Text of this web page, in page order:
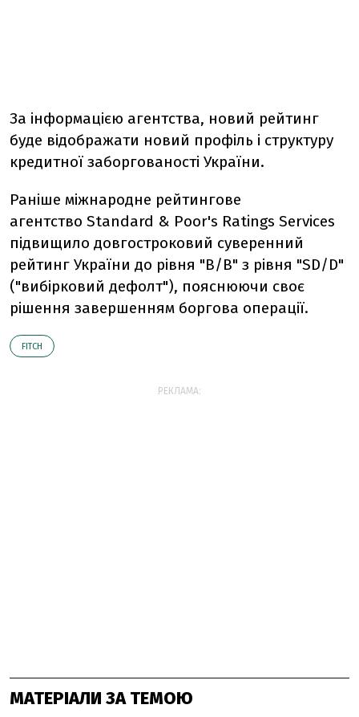
За інформацією агентства, новий рейтинг
буде відображати новий профіль і структуру
кредитної заборгованості України.
Раніше міжнародне рейтингове
агентство Standard & Рoor's Ratings Services
підвищило довгостроковий суверенний
рейтинг України до рівня "B/B" з рівня "SD/D"
("вибірковий дефолт"), пояснюючи своє
рішення завершенням боргова операції.
FITCH
РЕКЛАМА:
МАТЕРІАЛИ ЗА ТЕМОЮ